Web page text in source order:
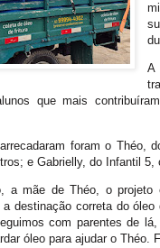
A
que mais
foram o Théo,
e Gabrielly, do Infantil
a mãe de Théo, o
destinação correta do
com parentes de
óleo para ajudar o Théo.